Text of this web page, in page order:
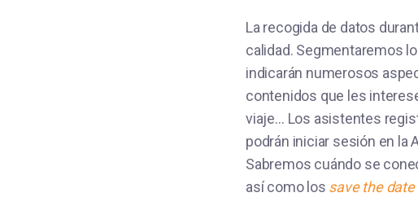
La recogida de datos
calidad. Segmentaremos
indicarán numerosos
contenidos que les
viaje… Los asistentes
podrán iniciar sesión en la
Sabremos cuándo se
así como los save the date